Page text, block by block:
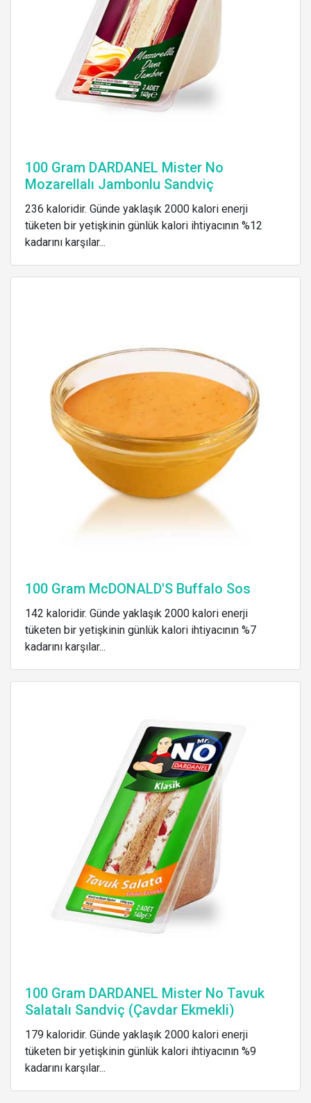
100 Gram DARDANEL Mister No
Mozarellalı Jambonlu Sandviç
236 kaloridir. Günde yaklaşık 2000 kalori enerji
tüketen bir yetişkinin günlük kalori ihtiyacının %12
kadarını karşılar...
100 Gram McDONALD'S Buffalo Sos
142 kaloridir. Günde yaklaşık 2000 kalori enerji
tüketen bir yetişkinin günlük kalori ihtiyacının %7
kadarını karşılar...
100 Gram DARDANEL Mister No Tavuk
Salatalı Sandviç (Çavdar Ekmekli)
179 kaloridir. Günde yaklaşık 2000 kalori enerji
tüketen bir yetişkinin günlük kalori ihtiyacının %9
kadarını karşılar...